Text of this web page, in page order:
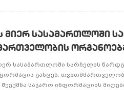
მიერ სასამართლოში
სასამართლოში სარჩელის
გასცეს.
საჯარო ინფორმაციის